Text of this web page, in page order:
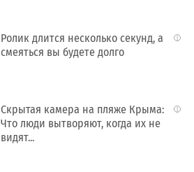
i
Ролик длится несколько секунд, а
смеяться вы будете долго
i
Скрытая камера на пляже Крыма:
Что люди вытворяют, когда их не
видят...